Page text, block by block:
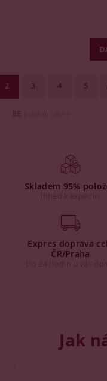
2 3 4 5
86
Skladem 95%
Ihned k expedici
Expres doprava
ČR/Praha
Do 24 hodin u vás
Jak